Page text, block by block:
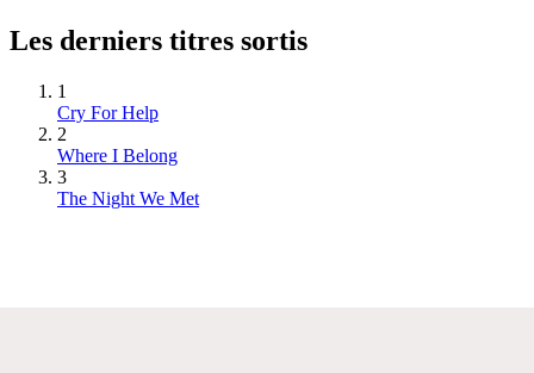
Les derniers titres sortis
1
Cry For Help
2
Where I Belong
3
The Night We Met